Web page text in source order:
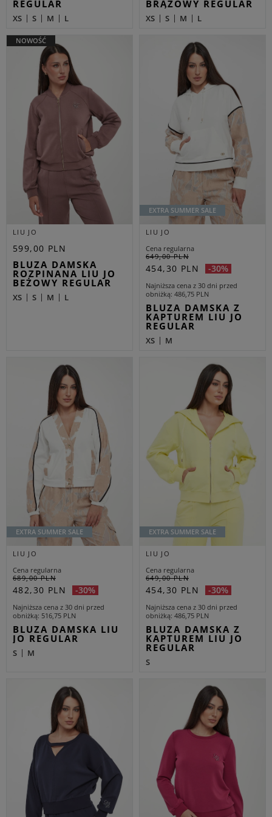
REGULAR
XS S M L
BRĄZOWY REGULAR
XS S M L
NOWOŚĆ
LIU JO
599,00 PLN
BLUZA DAMSKA
ROZPINANA LIU JO
BEŻOWY REGULAR
XS S M L
EXTRA SUMMER SALE
LIU JO
Cena regularna
649,00 PLN
454,30 PLN -30%
Najniższa cena z 30 dni przed
obniżką 486,75 PLN
BLUZA DAMSKA Z
KAPTUREM LIU JO
REGULAR
XS M
EXTRA SUMMER SALE
LIU JO
Cena regularna
689,00 PLN
482,30 PLN -30%
Najniższa cena z 30 dni przed
obniżką 516,75 PLN
BLUZA DAMSKA LIU
JO REGULAR
S M
EXTRA SUMMER SALE
LIU JO
Cena regularna
649,00 PLN
454,30 PLN -30%
Najniższa cena z 30 dni przed
obniżką 486,75 PLN
BLUZA DAMSKA Z
KAPTUREM LIU JO
REGULAR
S